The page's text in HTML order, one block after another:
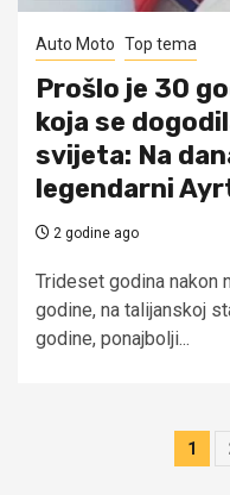
Auto Moto Top tema
Prošlo je 30
koja se
svijeta: Na
legendarni
2 godine ago
Trideset godina nakon
godine, na talijanskoj
godine, ponajbolji...
1